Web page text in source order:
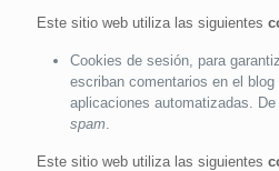
Este sitio web utiliza las siguientes
Cookies de sesión, para
escriban comentarios en el
aplicaciones automatizadas.
spam
Este sitio web utiliza las siguientes